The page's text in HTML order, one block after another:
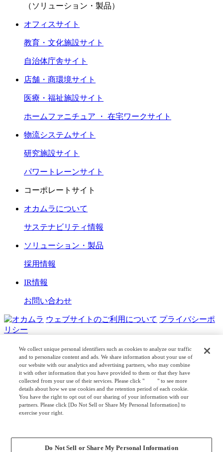
（ソリューション・製品）
オフィスサイト
教育・文化施設サイト
自治体庁舎サイト
店舗・商環境サイト
医療・福祉施設サイト
ホームファニチュア ・ 在宅ワークサイト
物流システムサイト
研究施設サイト
パワートレーンサイト
コーポレートサイト
オカムラについて
サステナビリティ情報
ソリューション・製品
採用情報
IR情報
お問い合わせ
ウェブサイトのご利用について プライバシーポ
リシー
COPYRIGHT © OKAMURA CORPORATION. ALL RIGHTS
RESERVED.
日本公式 企業広報
We collect unique personal identifiers such as cookies to analyze our traffic
and to personalize content and ads. We share information about your use of
our website with our analytics and advertising partners, who may combine
it with other information that you have provided to them or that they have
collected from your use of their services. Please click "
here" to see more
details about how we use cookies and the retention period of each cookie.
You have the right to opt out of our sharing of your information with our
partners. Please click [Do Not Sell or Share My Personal Information] to
exercise your right.
Do Not Sell or Share My Personal Information